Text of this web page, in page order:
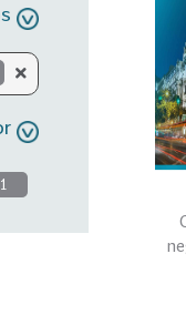
1